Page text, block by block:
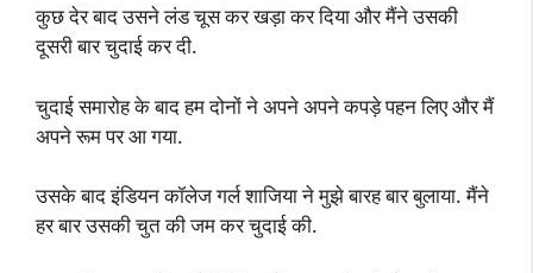
कुछ देर बाद उसने लंड चूस कर खड़ा कर दिया और मैंने उसकी
दूसरी बार चुदाई कर दी.
चुदाई समारोह के बाद हम दोनों ने अपने अपने कपड़े पहन लिए और मैं
अपने रूम पर आ गया.
उसके बाद इंडियन कॉलेज गर्ल शाजिया ने मुझे बारह बार बुलाया. मैंने
हर बार उसकी चुत की जम कर चुदाई की.